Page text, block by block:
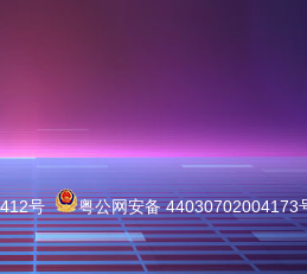
号 粤公网安备 44030702004173